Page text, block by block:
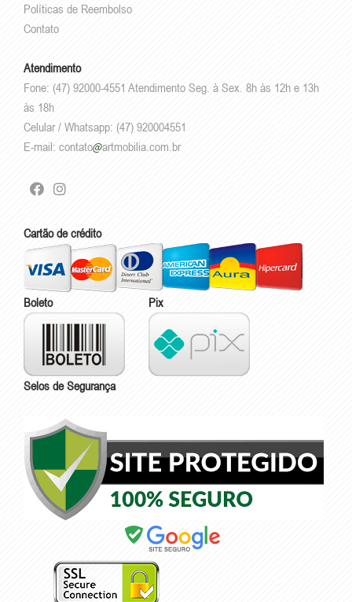
Políticas de Reembolso
Contato
Atendimento
Fone: (47) 92000-4551 Atendimento Seg. à Sex. 8h às 12h e 13h
às 18h
Celular / Whatsapp: (47) 920004551
E-mail: contato artmobilia.com.br
Cartão de crédito
Boleto Pix
Selos de Segurança